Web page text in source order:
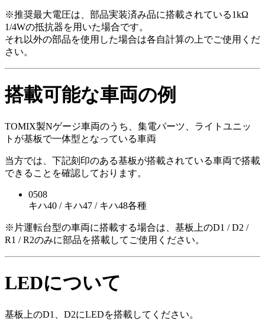
※推奨最大電圧は、部品実装済み品に搭載されている1kΩ
1/4Wの抵抗器を用いた場合です。
それ以外の部品を使用した場合は各自計算の上でご使用くだ
さい。
搭載可能な車両の例
TOMIX製Nゲージ車両のうち、集電パーツ、ライトユニッ
トが基板で一体型となっている車両
当方では、下記刻印のある基板が搭載されている車両で搭載
できることを確認しております。
0508
キハ40 / キハ47 / キハ48各種
※片運転台型の車両に搭載する場合は、基板上のD1 / D2 /
R1 / R2のみに部品を搭載してご使用ください。
LEDについて
基板上のD1、D2にLEDを搭載してください。